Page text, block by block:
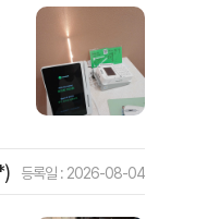
등록일 : 2026-08-04